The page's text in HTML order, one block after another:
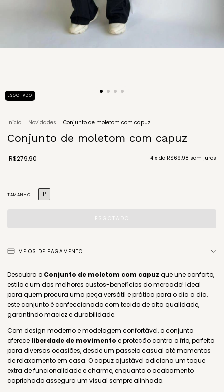
ESGOTADO
Início . Novidades . Conjunto de moletom com capuz
Conjunto de moletom com capuz
R$279,90 4 x de R$69,98 sem juros
TAMANHO P
MEIOS DE PAGAMENTO
Descubra o Conjunto de moletom com capuz que une conforto,
estilo e um dos melhores custos-benefícios do mercado! Ideal
para quem procura uma peça versátil e prática para o dia a dia,
este conjunto é confeccionado com tecido de alta qualidade,
garantindo maciez e durabilidade.
Com design moderno e modelagem confortável, o conjunto
oferece liberdade de movimento e proteção contra o frio, perfeito
para diversas ocasiões, desde um passeio casual até momentos
de relaxamento em casa. O capuz ajustável adiciona um toque
extra de funcionalidade e charme, enquanto o acabamento
caprichado assegura um visual sempre alinhado.